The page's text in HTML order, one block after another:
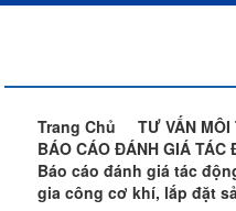
Trang Chủ
TƯ VẤN MÔI
BÁO CÁO ĐÁNH GIÁ TÁC
Báo cáo đánh giá tác
gia công cơ khí, lắp đặt